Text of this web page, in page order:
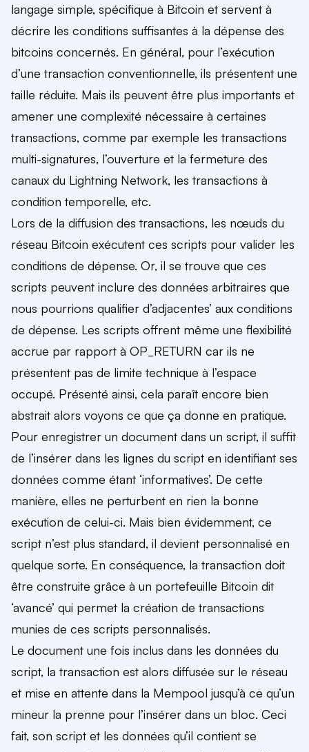
langage simple, spécifique à Bitcoin et servent à
décrire les conditions suffisantes à la dépense des
bitcoins concernés. En général, pour l’exécution
d’une transaction conventionnelle, ils présentent une
taille réduite. Mais ils peuvent être plus importants et
amener une complexité nécessaire à certaines
transactions, comme par exemple les transactions
multi-signatures, l’ouverture et la fermeture des
canaux du Lightning Network, les transactions à
condition temporelle, etc.
Lors de la diffusion des transactions, les nœuds du
réseau Bitcoin exécutent ces scripts pour valider les
conditions de dépense. Or, il se trouve que ces
scripts peuvent inclure des données arbitraires que
nous pourrions qualifier d’adjacentes’ aux conditions
de dépense. Les scripts offrent même une flexibilité
accrue par rapport à OP_RETURN car ils ne
présentent pas de limite technique à l’espace
occupé. Présenté ainsi, cela paraît encore bien
abstrait alors voyons ce que ça donne en pratique.
Pour enregistrer un document dans un script, il suffit
de l’insérer dans les lignes du script en identifiant ses
données comme étant ‘informatives’. De cette
manière, elles ne perturbent en rien la bonne
exécution de celui-ci. Mais bien évidemment, ce
script n’est plus standard, il devient personnalisé en
quelque sorte. En conséquence, la transaction doit
être construite grâce à un portefeuille Bitcoin dit
‘avancé’ qui permet la création de transactions
munies de ces scripts personnalisés.
Le document une fois inclus dans les données du
script, la transaction est alors diffusée sur le réseau
et mise en attente dans la Mempool jusqu’à ce qu’un
mineur la prenne pour l’insérer dans un bloc. Ceci
fait, son script et les données qu’il contient se